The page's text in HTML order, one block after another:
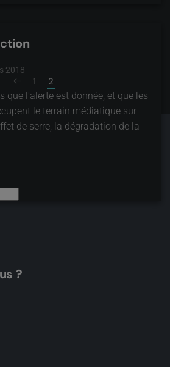
2018
que l'alerte est donnée, et que les
le terrain médiatique sur
de serre, la dégradation de la
1 2
?